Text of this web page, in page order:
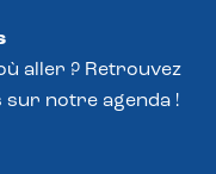
aller ? Retrouvez
sur notre agenda !